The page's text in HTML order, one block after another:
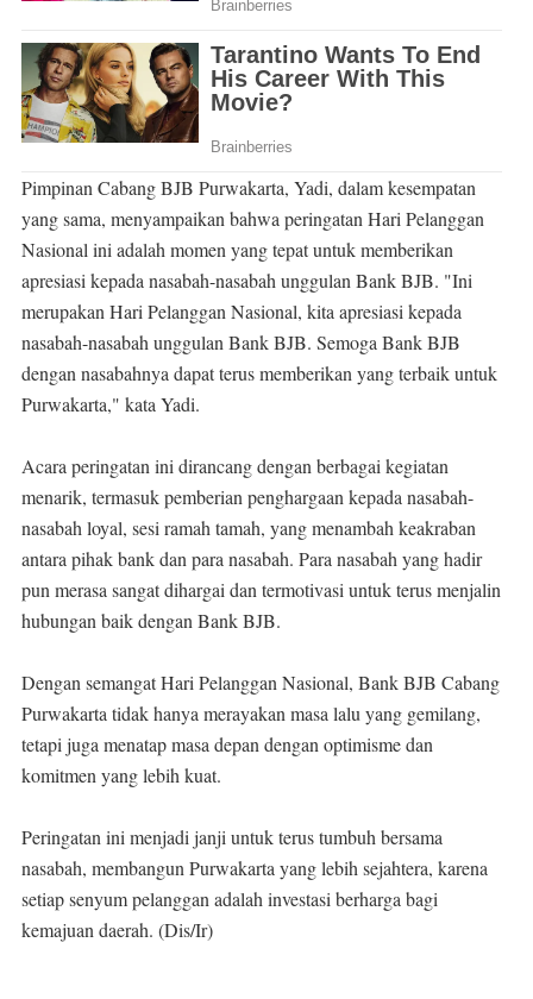
Pimpinan Cabang BJB Purwakarta, Yadi, dalam kesempatan
yang sama, menyampaikan bahwa peringatan Hari Pelanggan
Nasional ini adalah momen yang tepat untuk memberikan
apresiasi kepada nasabah-nasabah unggulan Bank BJB. "Ini
merupakan Hari Pelanggan Nasional, kita apresiasi kepada
nasabah-nasabah unggulan Bank BJB. Semoga Bank BJB
dengan nasabahnya dapat terus memberikan yang terbaik untuk
Purwakarta," kata Yadi.
Acara peringatan ini dirancang dengan berbagai kegiatan
menarik, termasuk pemberian penghargaan kepada nasabah-
nasabah loyal, sesi ramah tamah, yang menambah keakraban
antara pihak bank dan para nasabah. Para nasabah yang hadir
pun merasa sangat dihargai dan termotivasi untuk terus menjalin
hubungan baik dengan Bank BJB.
Dengan semangat Hari Pelanggan Nasional, Bank BJB Cabang
Purwakarta tidak hanya merayakan masa lalu yang gemilang,
tetapi juga menatap masa depan dengan optimisme dan
komitmen yang lebih kuat.
Peringatan ini menjadi janji untuk terus tumbuh bersama
nasabah, membangun Purwakarta yang lebih sejahtera, karena
setiap senyum pelanggan adalah investasi berharga bagi
kemajuan daerah. (Dis/Ir)